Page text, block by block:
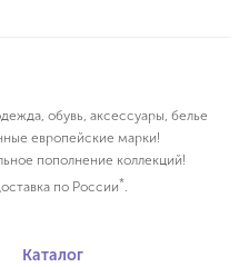
обувь, аксессуары, белье
европейские марки!
пополнение коллекций!
по России*.
Каталог